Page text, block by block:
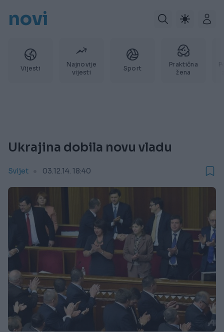
novi
Vijesti
Najnovije
vijesti
Sport
Praktična
žena
Ukrajina dobila novu vladu
Svijet 03.12.14. 18:40